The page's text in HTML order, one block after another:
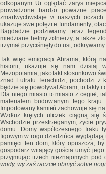
odkopanym Ur oglądać zarys
prowadzone bardzo poważne
zmartwychwstaje w naszych
ukazuje swe potężne fundamenty;
Bagdadzie podziwiamy teraz
miedziane hełmy żołnierzy, a także
trzymał przyciśnięty do ust;
Tak więc emigracja Abrama, którą
historii, ukazuje się nam dzisiaj
Mezopotamia, jako fakt stosunkowo
znad Eufratu Terachidzi, pochodzi z
będzie się powoływał Abram, to fakty i
Dla niego miasto to miasto z cegieł,
materiałem budowlanym tego
Importowany kamień zachowuje się
Wzdłuż krętych uliczek ciągną się
Wschodzie przestrzeganym, życie
domu. Domy współczesnego Iraku
figowym w rogu dziedzińca wyglądają
pamięci ten dom, który opuszcza,
gospodarz witający gościa umyć
przyjmując trzech nieznajomych
wody, wy zaś raczcie obmyć sobie